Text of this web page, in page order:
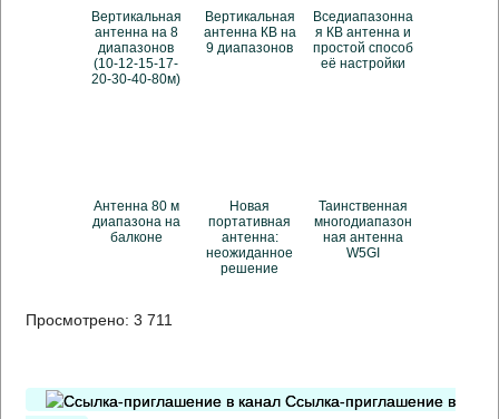
Вертикальная
антенна на 8
диапазонов
(10-12-15-17-
20-30-40-80м)
Вертикальная
антенна КВ на
9 диапазонов
Вседиапазонна
я КВ антенна и
простой способ
её настройки
Антенна 80 м
диапазона на
балконе
Новая
портативная
антенна:
неожиданное
решение
Таинственная
многодиапазон
ная антенна
W5GI
Просмотрено:3 711
Ссылка-приглашение в